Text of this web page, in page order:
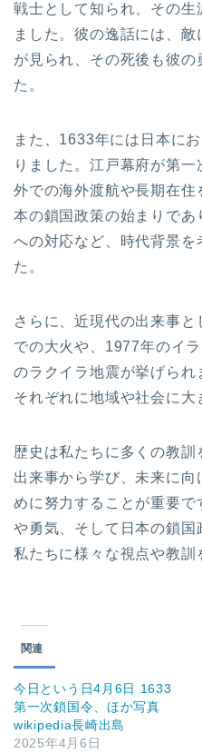
戦士として知られ、その生
ました。彼の逸話には、
が見られ、その死後も彼の
た。
また、1633年には日本に
りました。江戸幕府が第
外での海外渡航や長期在住
本の鎖国政策の始まりであ
への対応など、時代背景を
た。
さらに、近現代の出来事
での大火や、1977年のイ
のラクイラ地震が挙げられ
それぞれに地域や社会に大
歴史は私たちに多くの教
出来事から学び、未来に向
めに努力することが重要で
や勇気、そして日本の鎖国
私たちに様々な視点や教訓
関連
今日という日4月6日 1633
第一次鎖国令、ほか写真
wikipedia長崎出島
2025年4月6日